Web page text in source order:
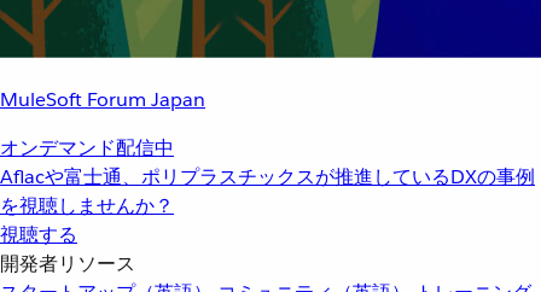
MuleSoft Forum Japan
オンデマンド配信中
Aflacや富士通、ポリプラスチックスが推進しているDXの事例
を視聴しませんか？
視聴する
開発者リソース